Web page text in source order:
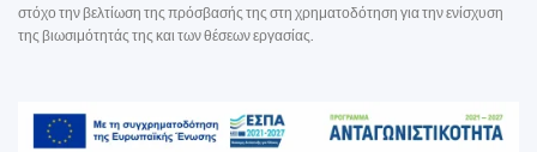
στόχο την βελτίωση της πρόσβασής της στη χρηματοδότηση για την ενίσχυση
της βιωσιμότητάς της και των θέσεων εργασίας.